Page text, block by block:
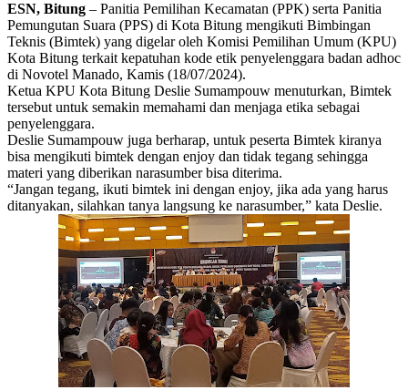
ESN, Bitung – Panitia Pemilihan Kecamatan (PPK) serta Panitia
Pemungutan Suara (PPS) di Kota Bitung mengikuti Bimbingan
Teknis (Bimtek) yang digelar oleh Komisi Pemilihan Umum (KPU)
Kota Bitung terkait kepatuhan kode etik penyelenggara badan adhoc
di Novotel Manado, Kamis (18/07/2024).
Ketua KPU Kota Bitung Deslie Sumampouw menuturkan, Bimtek
tersebut untuk semakin memahami dan menjaga etika sebagai
penyelenggara.
Deslie Sumampouw juga berharap, untuk peserta Bimtek kiranya
bisa mengikuti bimtek dengan enjoy dan tidak tegang sehingga
materi yang diberikan narasumber bisa diterima.
“Jangan tegang, ikuti bimtek ini dengan enjoy, jika ada yang harus
ditanyakan, silahkan tanya langsung ke narasumber,” kata Deslie.